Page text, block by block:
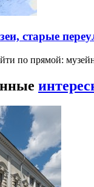
старые
по прямой: